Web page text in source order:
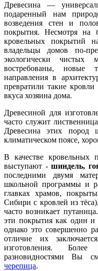
Древесина —
подаренный нам
возведения стен и
покрытия. Несмотря на
кровельных покрытий
владельцы домов по-
экологически чистых
востребованы, новые
направления в
превратили такие
вкуса хозяина дома.
Древесиной для
часто служит
Древесина этих пород
климатическом поясе,
В качестве кровельных
выступают -шиндель,
последними двумя
школьной программы и
главках храмов,
Сибири с кровлей из
часто возникает
эти покрытия как один и
однако это совершенно
отличие их
изготовления.
разновидностями Вы
черепица.